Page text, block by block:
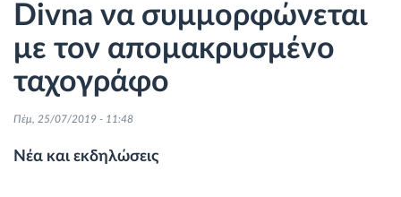
Παρακολούθηση του χρόνου οδήγησης
Διαχείριση εργατικού δυναμικού
Divna να συμμορφώνεται
με τον απομακρυσμένο
ταχογράφο
Πέμ, 25/07/2019 - 11:48
Νέα και εκδηλώσεις